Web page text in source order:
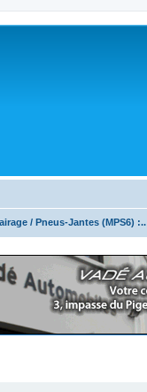
/ Pneus-Jantes (MPS6) :..